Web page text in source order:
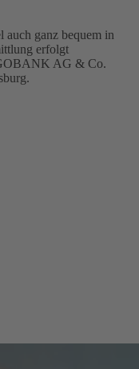
auch ganz bequem in
erfolgt
AG & Co.